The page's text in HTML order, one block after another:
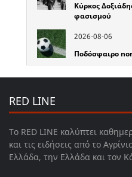
Κύρκος
φασισμού
2026-08-06
Ποδόσφαιρο
RED LINE
Το RED LINE καλύπτει
και τις ειδήσεις από το
Ελλάδα, την Ελλάδα και τον